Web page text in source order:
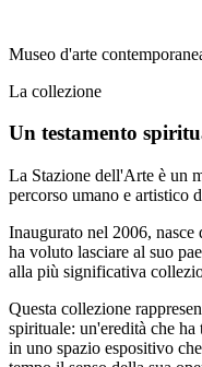
Museo d'arte
La collezione
Un testamento
La Stazione dell'Arte è un
percorso umano e artistico
Inaugurato nel 2006, nasce
ha voluto lasciare al suo
alla più significativa
Questa collezione
spirituale: un'eredità che
in uno spazio espositivo